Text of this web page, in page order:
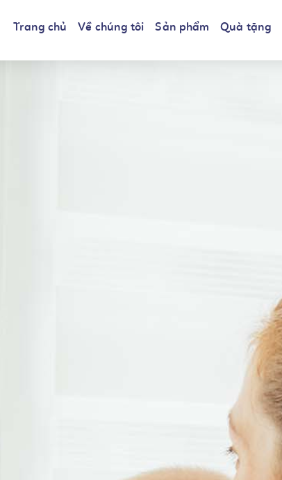
Trang chủ Về chúng tôi Sản phẩm Quà tặng